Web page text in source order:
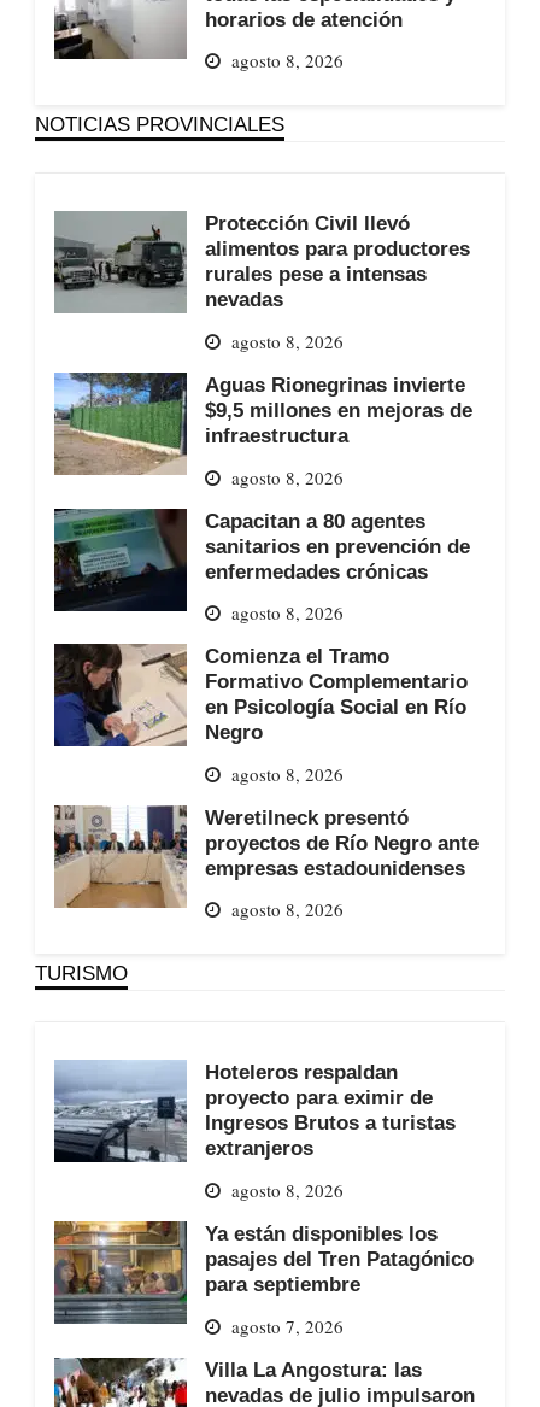
horarios de atención
agosto 8, 2026
NOTICIAS PROVINCIALES
Protección Civil llevó
alimentos para productores
rurales pese a intensas
nevadas
agosto 8, 2026
Aguas Rionegrinas invierte
$9,5 millones en mejoras de
infraestructura
agosto 8, 2026
Capacitan a 80 agentes
sanitarios en prevención de
enfermedades crónicas
agosto 8, 2026
Comienza el Tramo
Formativo Complementario
en Psicología Social en Río
Negro
agosto 8, 2026
Weretilneck presentó
proyectos de Río Negro ante
empresas estadounidenses
agosto 8, 2026
TURISMO
Hoteleros respaldan
proyecto para eximir de
Ingresos Brutos a turistas
extranjeros
agosto 8, 2026
Ya están disponibles los
pasajes del Tren Patagónico
para septiembre
agosto 7, 2026
Villa La Angostura: las
nevadas de julio impulsaron